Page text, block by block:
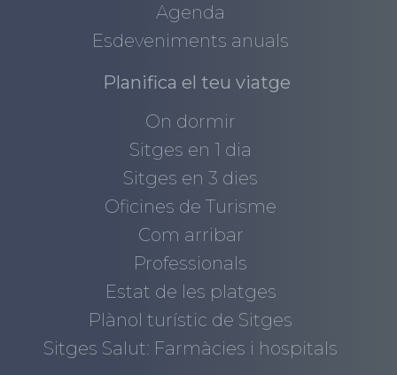
Agenda
Esdeveniments anuals
Planifica el teu viatge
On dormir
Sitges en 1 dia
Sitges en 3 dies
Oficines de Turisme
Com arribar
Professionals
Estat de les platges
Plànol turístic de Sitges
Sitges Salut: Farmàcies i hospitals